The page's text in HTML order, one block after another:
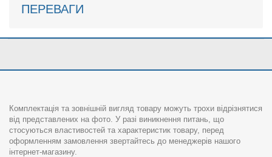
ПЕРЕВАГИ
Комплектація та зовнішній вигляд товару можуть трохи відрізнятися
від представлених на фото. У разі виникнення питань, що
стосуються властивостей та характеристик товару, перед
оформленням замовлення звертайтесь до менеджерів нашого
інтернет-магазину.